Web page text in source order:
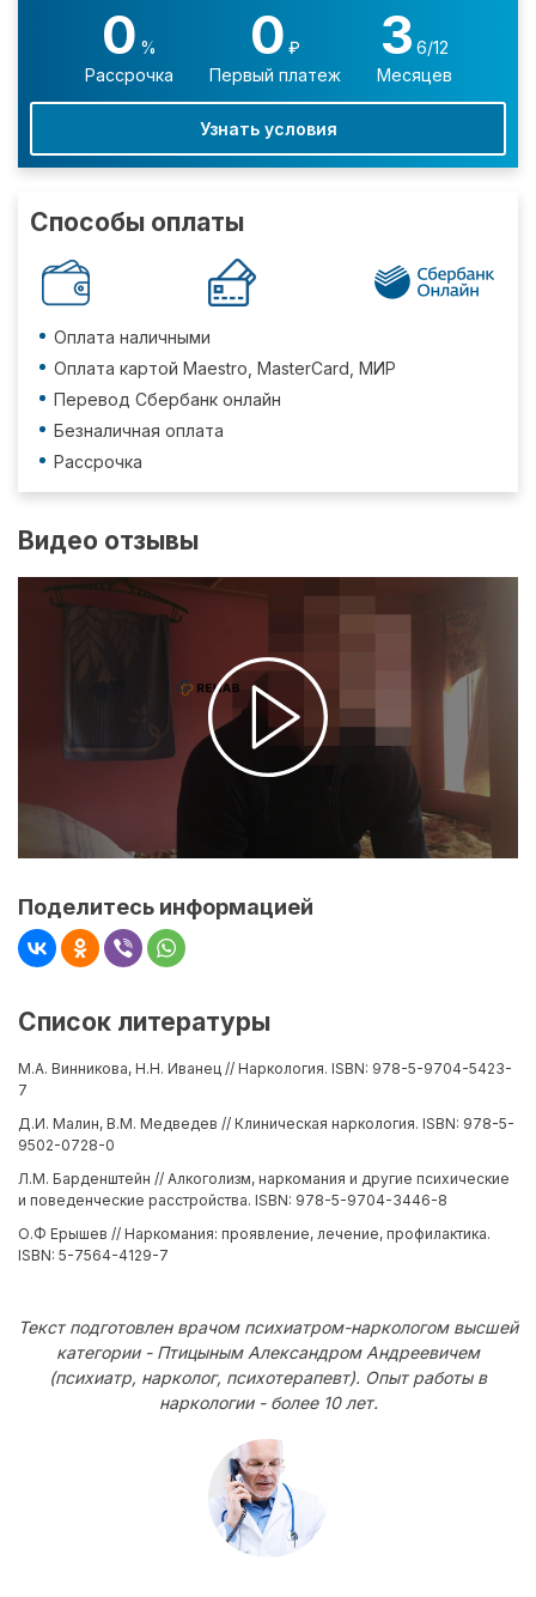
0 %
Рассрочка
0 ₽
Первый платеж
3 6/12
Месяцев
Узнать условия
Способы оплаты
Оплата наличными
Оплата картой Maestro, MasterCard, МИР
Перевод Сбербанк онлайн
Безналичная оплата
Рассрочка
Видео отзывы
Поделитесь информацией
Список литературы
М.А. Винникова, Н.Н. Иванец // Наркология. ISBN: 978-5-9704-5423-
7
Д.И. Малин, В.М. Медведев // Клиническая наркология. ISBN: 978-5-
9502-0728-0
Л.М. Барденштейн // Алкоголизм, наркомания и другие психические
и поведенческие расстройства. ISBN: 978-5-9704-3446-8
О.Ф Ерышев // Наркомания: проявление, лечение, профилактика.
ISBN: 5-7564-4129-7
Текст подготовлен врачом психиатром-наркологом высшей
категории - Птицыным Александром Андреевичем
(психиатр, нарколог, психотерапевт). Опыт работы в
наркологии - более 10 лет.